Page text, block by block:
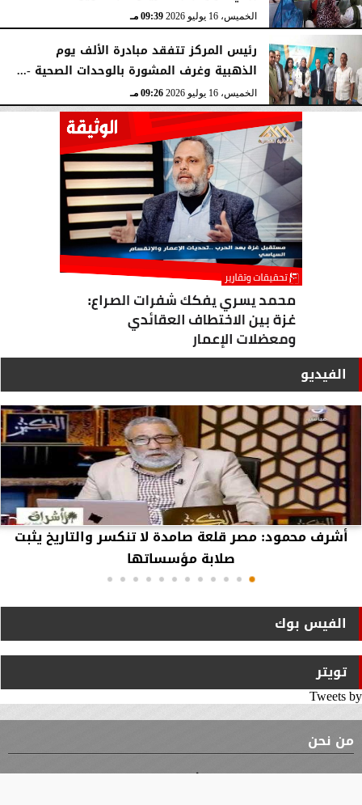
الخميس، 16 يوليو 2026 09:39 مـ
رئيس المركز تتفقد مبادرة الألف يوم
الذهبية وغرف المشورة بالوحدات الصحية -...
الخميس، 16 يوليو 2026 09:26 مـ
الفيديو
أشرف محمود: مصر قلعة صامدة لا تنكسر والتاريخ يثبت
صلابة مؤسساتها
الفيس بوك
تويتر
Tweets by
من نحن